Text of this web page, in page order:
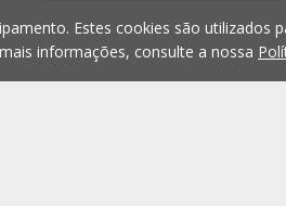
Estes cookies são utilizados
informações, consulte a nossa